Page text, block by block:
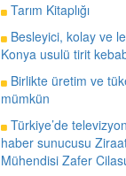
Tarım Kitaplığı
Besleyici, kolay ve
Konya usulü tirit
Birlikte üretim ve
mümkün
Türkiye’de
haber sunucusu
Mühendisi Zafer